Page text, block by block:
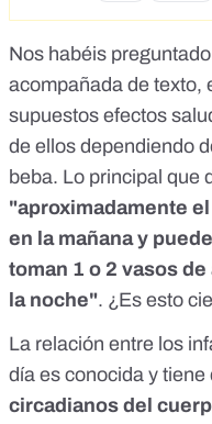
Nos habéis
acompañada de texto,
supuestos efectos
de ellos dependiendo
beba. Lo principal que
"aproximadamente
en la mañana y
toman 1 o 2 vasos
la noche". ¿Es esto
La relación entre los
día es conocida y tiene
circadianos del